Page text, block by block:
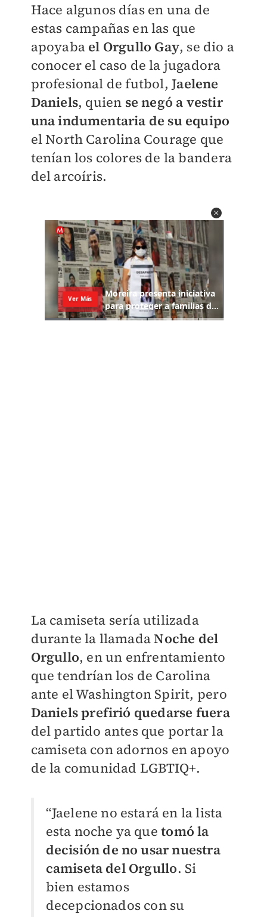
Hace algunos días en una de
estas campañas en las que
apoyaba el Orgullo Gay, se dio a
conocer el caso de la jugadora
profesional de futbol, Jaelene
Daniels, quien se negó a vestir
una indumentaria de su equipo
el North Carolina Courage que
tenían los colores de la bandera
del arcoíris.
La camiseta sería utilizada
durante la llamadaNoche del
Orgullo, en un enfrentamiento
que tendrían los de Carolina
ante el Washington Spirit, pero
Daniels prefirió quedarse fuera
del partido antes que portar la
camiseta con adornos en apoyo
de la comunidad LGBTIQ+.
“Jaelene no estará en la lista
esta noche ya que tomó la
decisión de no usar nuestra
camiseta del Orgullo. Si
bien estamos
decepcionados con su